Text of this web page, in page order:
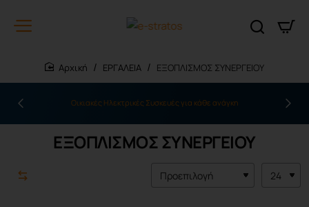
ΕΡΓΑΛΕΙΑ ΕΞΟΠΛΙΣΜΟΣ ΣΥΝΕΡΓΕΙΟΥ
Οικιακές Ηλεκτρικές Συσκευές για κάθε ανάγκη
ΕΞΟΠΛΙΣΜΟΣ ΣΥΝΕΡΓΕΙΟΥ